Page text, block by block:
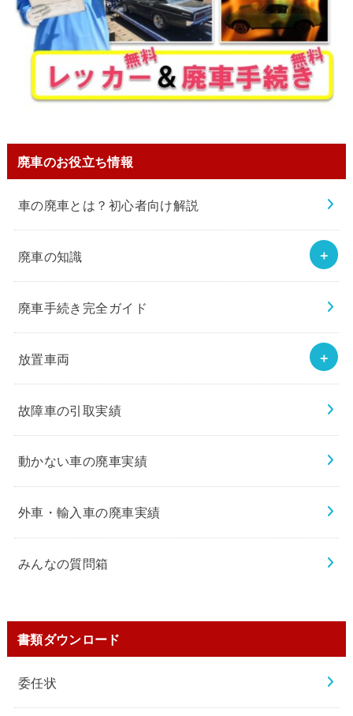
廃車のお役立ち情報
車の廃車とは？初心者向け解説
廃車の知識
廃車手続き完全ガイド
放置車両
故障車の引取実績
動かない車の廃車実績
外車・輸入車の廃車実績
みんなの質問箱
書類ダウンロード
委任状